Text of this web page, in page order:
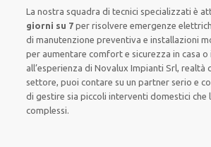
La nostra squadra di tecnici specializzati è
giorni su 7 per risolvere emergenze
di manutenzione preventiva e installazioni
per aumentare comfort e sicurezza in casa o
all’esperienza di Novalux Impianti Srl, realtà
settore, puoi contare su un partner serio e
di gestire sia piccoli interventi domestici che
complessi.